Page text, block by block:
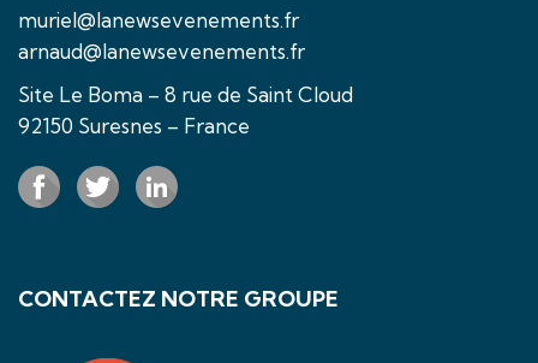
muriel@lanewsevenements.fr
arnaud@lanewsevenements.fr
Site Le Boma – 8 rue de Saint Cloud
92150 Suresnes – France
CONTACTEZ NOTRE GROUPE